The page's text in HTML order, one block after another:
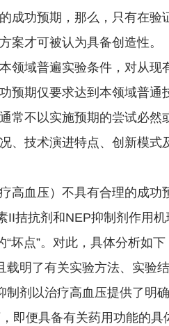
成功预期，那么，只有在验
案才可被认为具备创造性。
域普遍实验条件，对从现
预期仅要求达到本领域普通
常不以实施预期的尝试必然
、技术演进特点、创新模式
血压）不具有合理的成功
拮抗剂和NEP抑制剂作用机
坏点”。对此，具体分析如
明了有关实验方法、实验
剂以治疗高血压提供了明确
即便具备有关药用功能的具